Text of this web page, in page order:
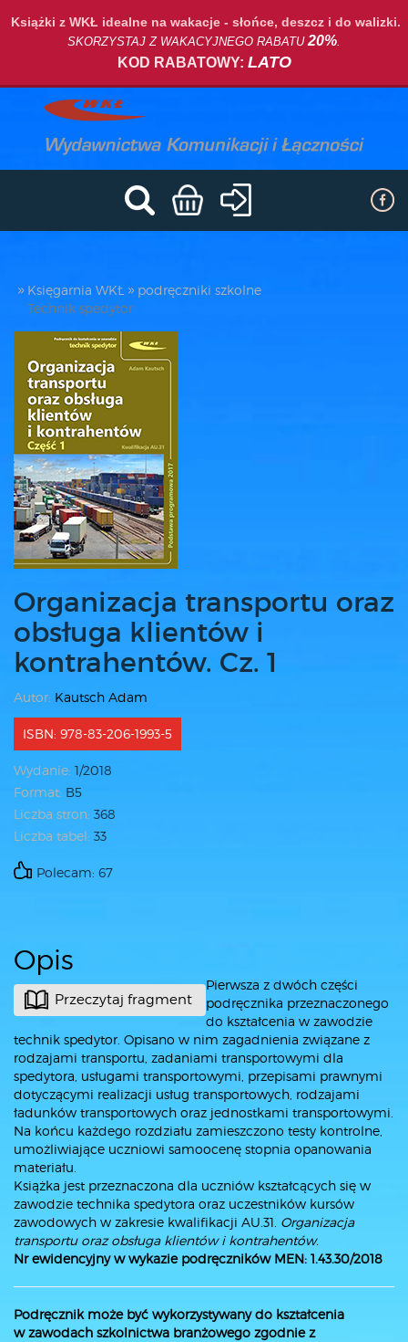
Książki z WKŁ idealne na wakacje - słońce, deszcz i do walizki.
SKORZYSTAJ Z WAKACYJNEGO RABATU20%.
KOD RABATOWY: LATO
Księgarnia WKŁ
podręczniki szkolne
Technik spedytor
Organizacja transportu oraz
obsługa klientów i
kontrahentów. Cz. 1
Autor: Kautsch Adam
ISBN: 978-83-206-1993-5
Wydanie: 1/2018
Format: B5
Liczba stron: 368
Liczba tabel: 33
Polecam: 67
Opis
Przeczytaj fragment
Pierwsza z dwóch części
podręcznika przeznaczonego
do kształcenia w zawodzie
technik spedytor. Opisano w nim zagadnienia związane z
rodzajami transportu, zadaniami transportowymi dla
spedytora, usługami transportowymi, przepisami prawnymi
dotyczącymi realizacji usług transportowych, rodzajami
ładunków transportowych oraz jednostkami transportowymi.
Na końcu każdego rozdziału zamieszczono testy kontrolne,
umożliwiające uczniowi samoocenę stopnia opanowania
materiału.
Książka jest przeznaczona dla uczniów kształcących się w
zawodzie technika spedytora oraz uczestników kursów
zawodowych w zakresie kwalifikacji AU.31. Organizacja
transportu oraz obsługa klientów i kontrahentów.
Nr ewidencyjny w wykazie podręczników MEN: 1.43.30/2018
Podręcznik może być wykorzystywany do kształcenia
w zawodach szkolnictwa branżowego zgodnie z